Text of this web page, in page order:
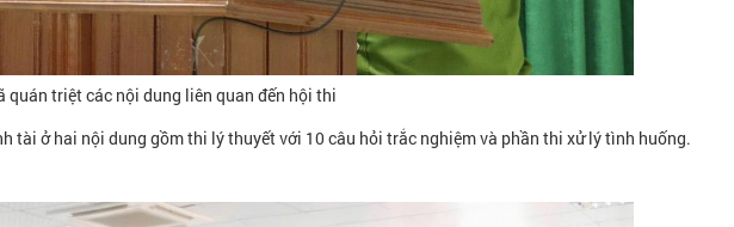
quán triệt các nội dung liên quan đến hội thi
tài ở hai nội dung gồm thi lý thuyết với 10 câu hỏi trắc nghiệm và phần thi xử lý tình huống.